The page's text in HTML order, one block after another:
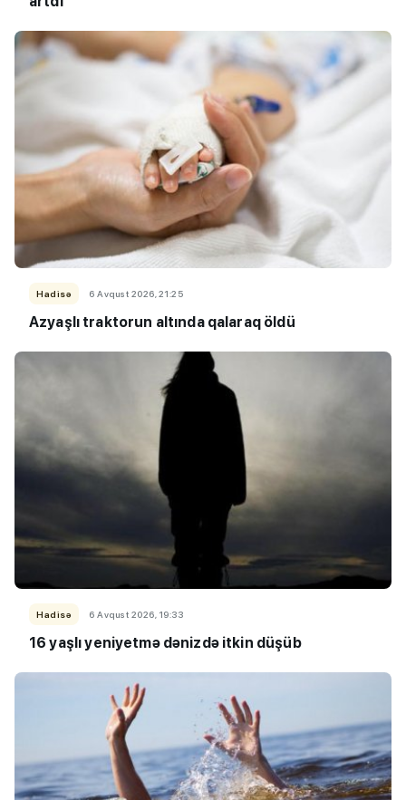
Hadisə 6 Avqust 2026, 21:25
Azyaşlı traktorun altında qalaraq öldü
Hadisə 6 Avqust 2026, 19:33
16 yaşlı yeniyetmə dənizdə itkin düşüb